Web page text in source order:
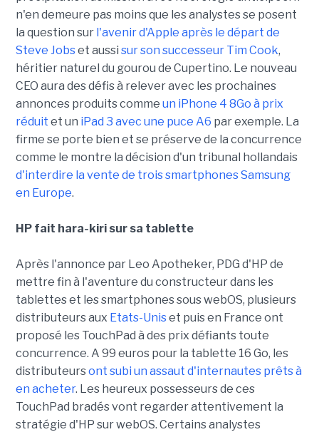
n'en demeure pas moins que les analystes se posent
la question sur l'avenir d'Apple après le départ de
Steve Jobset aussi sur son successeur Tim Cook,
héritier naturel du gourou de Cupertino. Le nouveau
CEO aura des défis à relever avec les prochaines
annonces produits comme un iPhone 4 8Go à prix
réduit et un iPad 3 avec une puce A6 par exemple. La
firme se porte bien et se préserve de la concurrence
comme le montre la décision d'un tribunal hollandais
d'interdire la vente de trois smartphones Samsung
en Europe.
HP fait hara-kiri sur sa tablette
Après l'annonce par Leo Apotheker, PDG d'HP de
mettre fin à l'aventure du constructeur dans les
tablettes et les smartphones sous webOS, plusieurs
distributeurs aux Etats-Uniset puis en France ont
proposé les TouchPad à des prix défiants toute
concurrence. A 99 euros pour la tablette 16 Go, les
distributeursont subi un assaut d'internautes prêts à
en acheter. Les heureux possesseurs de ces
TouchPad bradés vont regarder attentivement la
stratégie d'HP sur webOS. Certains analystes